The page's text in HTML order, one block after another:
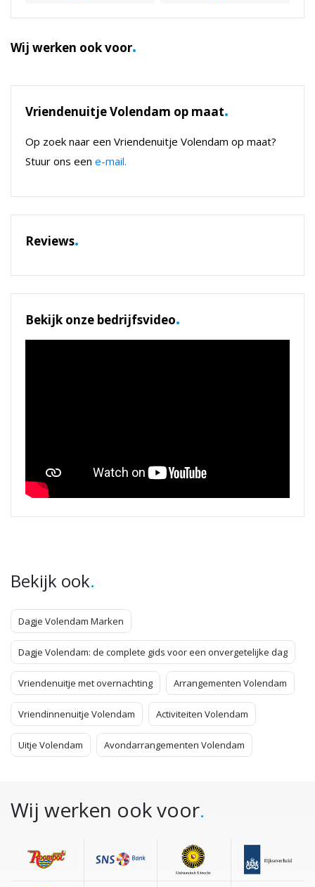
Wij werken ook voor.
Vriendenuitje Volendam op maat.
Op zoek naar een Vriendenuitje Volendam op maat?
Stuur ons een e-mail.
Reviews.
Bekijk onze bedrijfsvideo.
Bekijk ook.
Dagje Volendam Marken
Dagje Volendam: de complete gids voor een onvergetelijke dag
Vriendenuitje met overnachting Arrangementen Volendam
Vriendinnenuitje Volendam Activiteiten Volendam
Uitje Volendam Avondarrangementen Volendam
Wij werken ook voor.